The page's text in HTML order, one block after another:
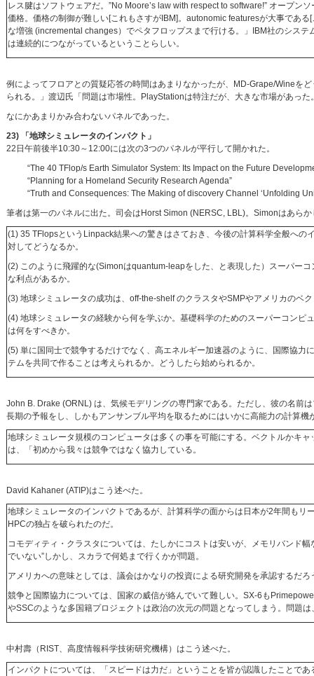
レス腱はソフトウェアだ。”No Moore’s law with respect to software!” オープン
価格。価格の制御が難しい[これもさすがIBM]。autonomic featuresが大事であ
な増強 (incremental changes）でペタフロップスまで行ける。」IBM社のシステ
は連続的につながっているということらしい。
例によってフロアとの質疑応答の時間はあまりなかったが、MD-Grape/Wineを
られる。」渡辺氏「問題は市場性。PlayStationは特注だが、大きな市場があった
なにかあまりかみ合わないパネルであった。
23) 「地球シミュレータのインパクト」
22日午前後半10:30～12:00には次の3つのパネルが平行して開かれた。
“The 40 TFlop/s Earth Simulator System: Its Impact on the Future
“Planning for a Homeland Security Research Agenda”
“Truth and Consequences: The Making of discovery Channel ‘Unfolding
筆者は第一のパネルに出た。司会はHorst Simon (NERSC, LBL)。Simonはあら
(1) 35 TFlopsというLinpack結果への驚きはさておき、今後の計算科学全般への
対してどうなるか。
(2) このように飛躍的な(Simonはquantum-leapをした、と表現した）スーパー
な利点があるか。
(3) 地球シミュレータの成功は、off-the-shelf のクラスタやSMPやアメリカのベ
(4) 地球シミュレータの経験から何を学ぶか。基礎科学のためのスーパーコンピ
は何をすべきか。
(5) 単に国同士で競争するだけでなく、高エネルギー加速器のように、国際協力
テムを共同で作ることは考えられるか。どうしたら始められるか。
John B. Drake (ORNL) は、気候モデリングの専門家である。ただし、彼の名前
長期の予報をし、しかもアンサンブル平均を取るためにはいかに高能力の計算機
地球シミュレータ規模のコンピュータは多くの事を可能にする。ベクトルかキ
は、「初めから我々は競争ではなく協力している。
David Kahaner (ATIP)はこう述べた。
地球シミュレータのインパクトであるが、計算科学の面からは日本が2年間もリ
HPCの独占を破られたのだ。
コモディティ・クラスタについては、たしかにコストは安いが、メモリバンド
でいない”しかし、スカラで何処まで行くかが問題。
アメリカへの意味としては、議会はかなりの投資による研究開発を承認するだろ
競争と国際協力については、国家の威信が絡んでいて難しい。SX-6も
やSSCのような多国籍プロジェクトは政治の次元の問題となってしまう。問題
中村壽（RIST、高度情報科学技術研究機構）はこう述べた。
インパクトについては、「スピードは力だ」ということを皆が認識したことで